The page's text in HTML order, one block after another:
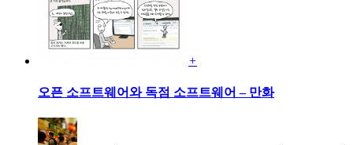
+
오픈 소프트웨어와 독점 소프트웨어 – 만화